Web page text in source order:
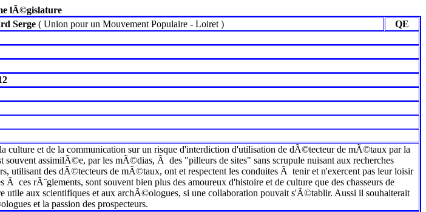
lÃ©gislature
Serge ( Union pour un Mouvement Populaire- Loiret)
QE
culture et de la communication sur un risque d'interdiction d'utilisation de dÃ©tecteur de mÃ©taux par la
assimilÃ©e, par les mÃ©dias, Ã des "pilleurs de sites" sans scrupule nuisant aux recherches
utilisant des dÃ©tecteurs de mÃ©taux, ont et respectent les conduites Ã tenir et n'exercent pas leur loisir
Ã ces rÃ¨glements, sont souvent bien plus des amoureux d'histoire et de culture que des chasseurs de
aux scientifiques et aux archÃ©ologues, si une collaboration pouvait s'Ã©tablir. Aussi il souhaiterait
et la passion des prospecteurs.